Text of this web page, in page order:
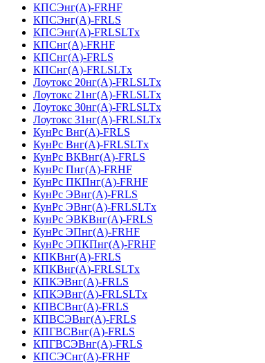
КПСЭнг(А)-FRHF
КПСЭнг(А)-FRLS
КПСЭнг(А)-FRLSLTx
КПСнг(А)-FRHF
КПСнг(А)-FRLS
КПСнг(А)-FRLSLTx
Лоутокс 20нг(А)-FRLSLTx
Лоутокс 21нг(А)-FRLSLTx
Лоутокс 30нг(А)-FRLSLTx
Лоутокс 31нг(А)-FRLSLTx
КунРс Внг(А)-FRLS
КунРс Внг(А)-FRLSLTx
КунРс ВКВнг(А)-FRLS
КунРс Пнг(А)-FRHF
КунРс ПКПнг(А)-FRHF
КунРс ЭВнг(А)-FRLS
КунРс ЭВнг(А)-FRLSLTx
КунРс ЭВКВнг(А)-FRLS
КунРс ЭПнг(А)-FRHF
КунРс ЭПКПнг(А)-FRHF
КПКВнг(А)-FRLS
КПКВнг(А)-FRLSLTx
КПКЭВнг(А)-FRLS
КПКЭВнг(А)-FRLSLTx
КПВСВнг(А)-FRLS
КПВСЭВнг(А)-FRLS
КПГВСВнг(А)-FRLS
КПГВСЭВнг(А)-FRLS
КПСЭСнг(А)-FRHF